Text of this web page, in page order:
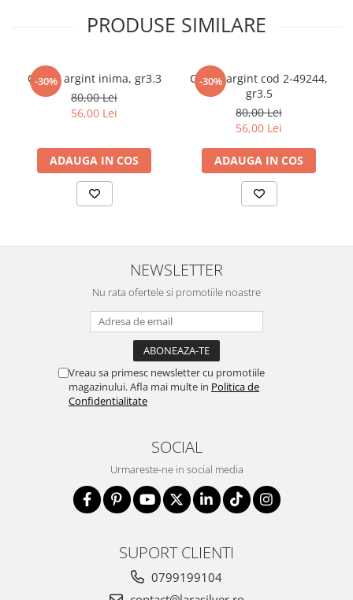
PRODUSE SIMILARE
-30%
Cercei argint inima, gr3.3
80,00 Lei
56,00 Lei
ADAUGA IN COS
-30%
Cercei argint cod 2-49244,
gr3.5
80,00 Lei
56,00 Lei
ADAUGA IN COS
NEWSLETTER
Nu rata ofertele si promotiile noastre
Vreau sa primesc newsletter cu promotiile
magazinului. Afla mai multe in Politica de
Confidentialitate
SOCIAL
Urmareste-ne in social media
SUPORT CLIENTI
0799199104